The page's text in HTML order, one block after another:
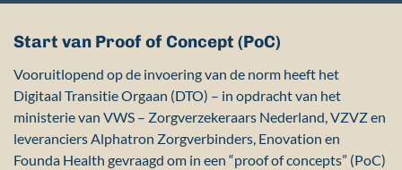
Start van Proof of Concept (PoC)
Vooruitlopend op de invoering van de norm heeft het
Digitaal Transitie Orgaan (DTO) – in opdracht van het
ministerie van VWS – Zorgverzekeraars Nederland, VZVZ en
leveranciers Alphatron Zorgverbinders, Enovation en
Founda Health gevraagd om in een “proof of concepts” (PoC)